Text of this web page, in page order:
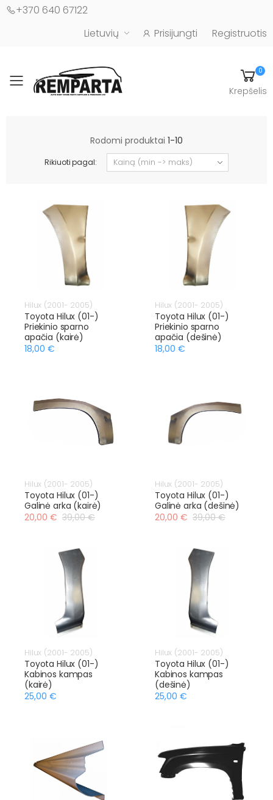
+370 640 67122
Lietuvių
Prisijungti Registruotis
Toggle mobile menu
0
Krepšelis
Rodomi produktai 1-10
Rikiuoti pagal:
Hilux (2001- 2005)
Toyota Hilux (01-)
Priekinio sparno
apačia (kairė)
18,00 €
Hilux (2001- 2005)
Toyota Hilux (01-)
Priekinio sparno
apačia (dešinė)
18,00 €
Hilux (2001- 2005)
Toyota Hilux (01-)
Galinė arka (kairė)
20,00 € 39,00 €
Hilux (2001- 2005)
Toyota Hilux (01-)
Galinė arka (dešinė)
20,00 € 39,00 €
Hilux (2001- 2005)
Toyota Hilux (01-)
Kabinos kampas
(kairė)
25,00 €
Hilux (2001- 2005)
Toyota Hilux (01-)
Kabinos kampas
(dešinė)
25,00 €